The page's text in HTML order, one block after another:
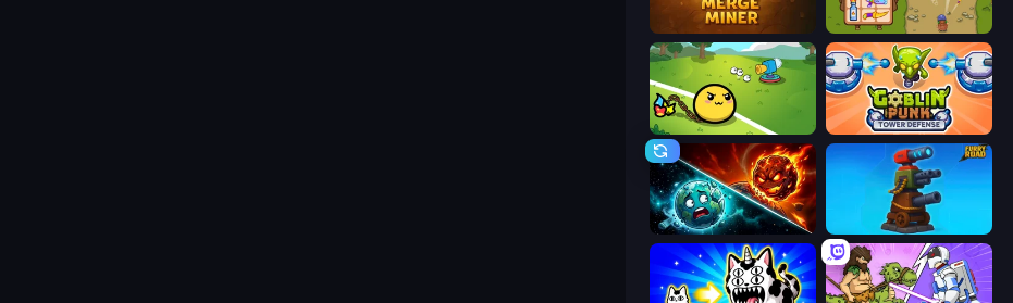
Merge Miner Bag Defense
Monster Mixer Idle Goblin Punk Tower Defense
PlanetCrush 2 Furry Road